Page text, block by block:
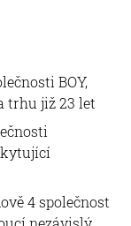
BOY,
trhu již 23 let
4 společnost